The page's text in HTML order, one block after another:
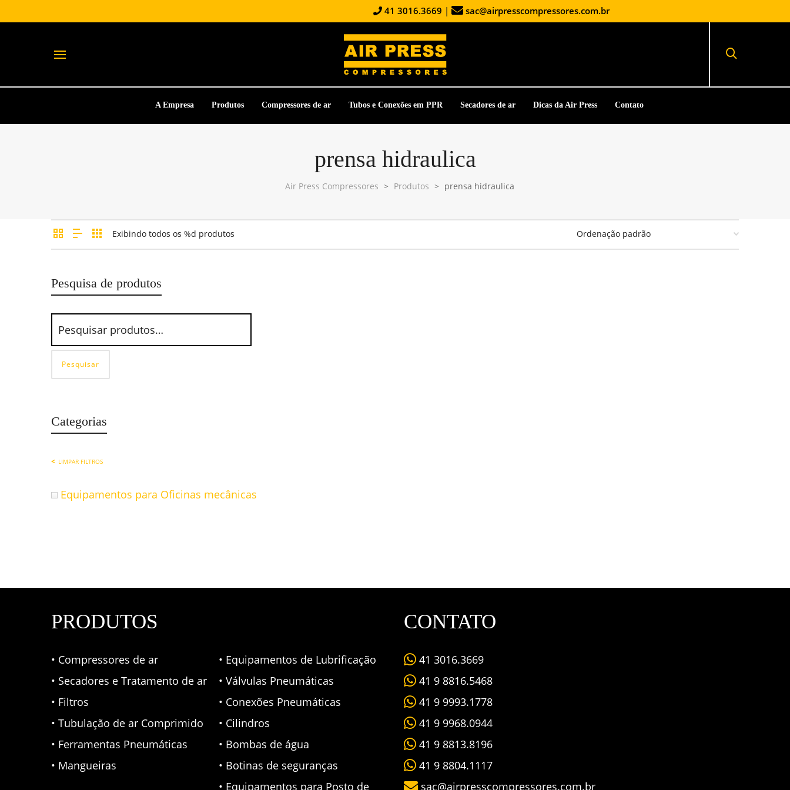
41 3016.3669 | sac@airpresscompressores.com.br
A Empresa Produtos Compressores de ar Tubos e Conexões em PPR Secadores de ar Dicas da Air Press Contato
prensa hidraulica
Air Press Compressores > Produtos > prensa hidraulica
Exibindo todos os %d produtos
Pesquisa de produtos
Pesquisar
Categorias
LIMPAR FILTROS
Equipamentos para Oficinas mecânicas
PRODUTOS
• Compressores de ar
• Secadores e Tratamento de ar
• Filtros
• Tubulação de ar Comprimido
• Ferramentas Pneumáticas
• Mangueiras
• Equipamentos de Lubrificação
• Válvulas Pneumáticas
• Conexões Pneumáticas
• Cilindros
• Bombas de água
• Botinas de seguranças
• Equipamentos para Posto de
CONTATO
41 3016.3669
41 9 8816.5468
41 9 9993.1778
41 9 9968.0944
41 9 8813.8196
41 9 8804.1117
sac@airpresscompressores.com.br